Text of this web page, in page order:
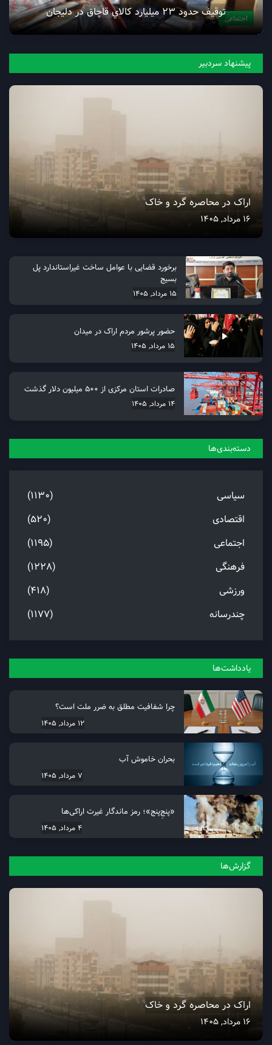
اجتماعیتوقيف حدود 23 ميليارد کالاي قاچاق در دليجان
پیشنهاد سردبیر
اراک در محاصره گرد و خاک
16 مرداد, 1405
برخورد قضایی با عوامل ساخت غیراستاندارد پل
بسیج
15 مرداد, 1405
حضور پرشور مردم اراک در میدان
15 مرداد, 1405
صادرات استان مرکزی از 500 میلیون دلار گذشت
14 مرداد, 1405
دسته‌بندی‌ها
سیاسی
(1130)
اقتصادی
(520)
اجتماعی
(1195)
فرهنگی
(1228)
ورزشی
(418)
چندرسانه
(1177)
یادداشت‌ها
چرا شفافیت مطلق به ضرر ملت است؟
12 مرداد, 1405
بحران خاموش آب
7 مرداد, 1405
«پنجِ‌پنج»؛ رمز ماندگار غیرت اراکی‌ها
4 مرداد, 1405
گزارش‌ها
اراک در محاصره گرد و خاک
16 مرداد, 1405